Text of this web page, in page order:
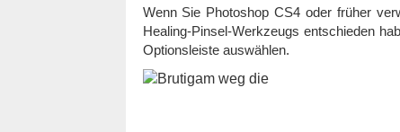
Wenn Sie Photoshop CS4 oder früher
Healing-Pinsel-Werkzeugs entschieden
Optionsleiste auswählen.